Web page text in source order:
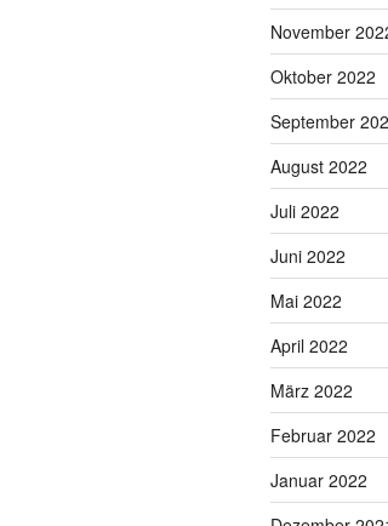
November
Oktober 2022
September
August 2022
Juli 2022
Juni 2022
Mai 2022
April 2022
März 2022
Februar 2022
Januar 2022